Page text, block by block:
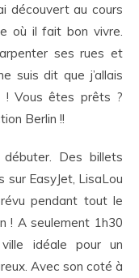
découvert au cours
où il fait bon vivre.
ses rues et
suis dit que j’allais
Vous êtes prêts ?
Berlin !!
Des billets
sur EasyJet, LisaLou
pendant tout le
! A seulement 1h30
idéale pour un
Avec son coté à